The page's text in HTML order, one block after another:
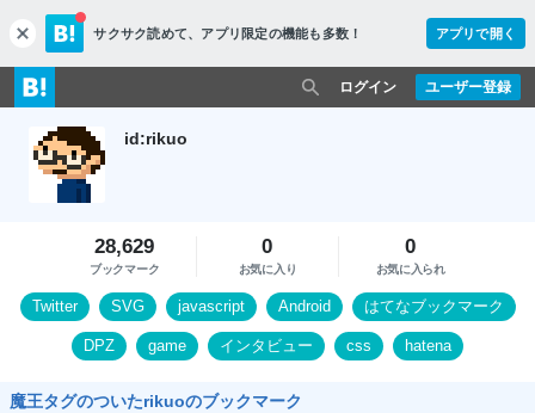
c
l
o
s
サクサク読めて、 アプリ限定の機能も多数！ アプリで開く
ユーザー登録
ログイン
id:rikuo
28,629
ブックマーク
0
お気に入り
0
お気に入られ
Twitter SVG javascript Android はてなブックマーク
DPZ game インタビュー css hatena
魔王タグのついたrikuoのブックマーク